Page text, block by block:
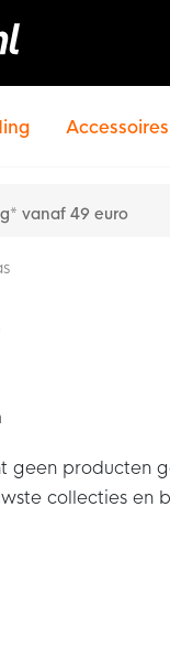
Accessoires
vanaf 49 euro
geen producten
collecties en